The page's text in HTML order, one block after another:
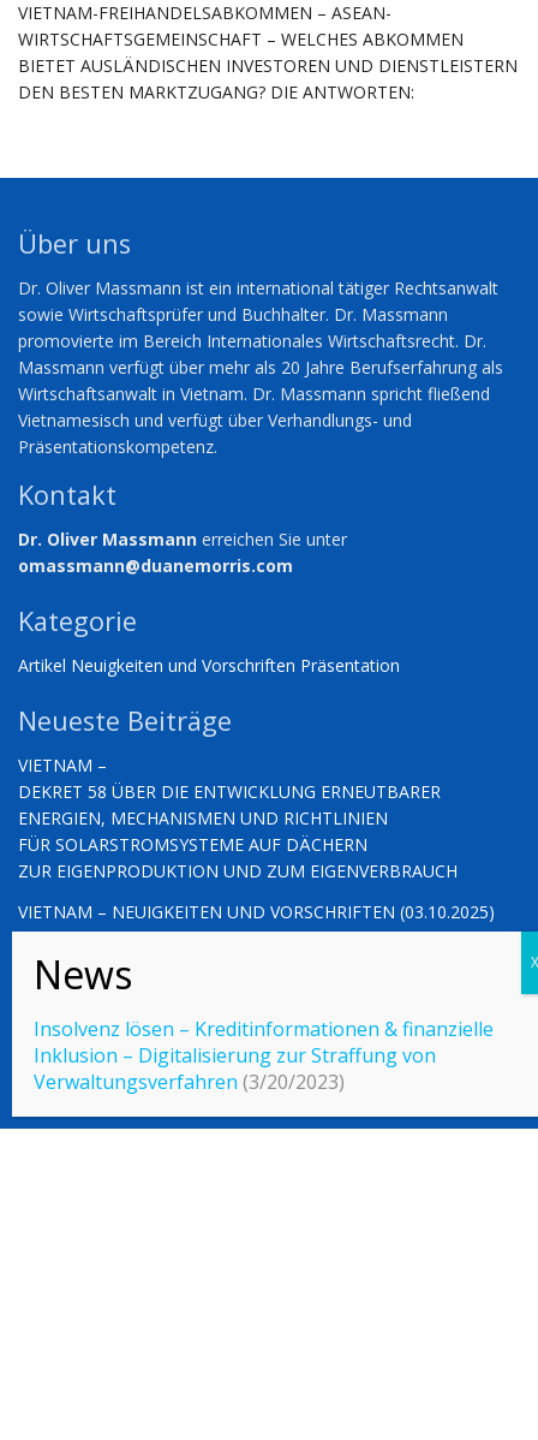
VIETNAM-FREIHANDELSABKOMMEN – ASEAN-
WIRTSCHAFTSGEMEINSCHAFT – WELCHES ABKOMMEN
BIETET AUSLÄNDISCHEN INVESTOREN UND DIENSTLEISTERN
DEN BESTEN MARKTZUGANG? DIE ANTWORTEN:
Über uns
Dr. Oliver Massmann ist ein international tätiger Rechtsanwalt
sowie Wirtschaftsprüfer und Buchhalter. Dr. Massmann
promovierte im Bereich Internationales Wirtschaftsrecht. Dr.
Massmann verfügt über mehr als 20 Jahre Berufserfahrung als
Wirtschaftsanwalt in Vietnam. Dr. Massmann spricht fließend
Vietnamesisch und verfügt über Verhandlungs- und
Präsentationskompetenz.
Kontakt
Dr. Oliver Massmann erreichen Sie unter
omassmann@duanemorris.com
Kategorie
Artikel Neuigkeiten und Vorschriften Präsentation
Neueste Beiträge
VIETNAM –
DEKRET 58 ÜBER DIE ENTWICKLUNG ERNEUTBARER
ENERGIEN, MECHANISMEN UND RICHTLINIEN
FÜR SOLARSTROMSYSTEME AUF DÄCHERN
ZUR EIGENPRODUKTION UND ZUM EIGENVERBRAUCH
VIETNAM – NEUIGKEITEN UND VORSCHRIFTEN (03.10.2025)
© 2023 Vietnamlaws.xyz
Insolvenz lösen – Kreditinformationen & finanzielle
Inklusion – Digitalisierung zur Straffung von
Verwaltungsverfahren (3/20/2023)